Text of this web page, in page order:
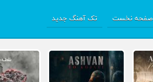
صفحه نخست تک آهنگ جدید